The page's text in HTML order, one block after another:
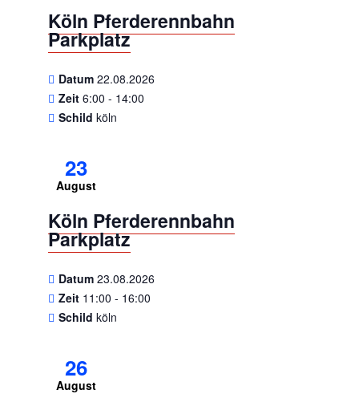
Köln Pferderennbahn
Parkplatz
Datum 22.08.2026
Zeit 6:00 - 14:00
Schild köln
23
August
Köln Pferderennbahn
Parkplatz
Datum 23.08.2026
Zeit 11:00 - 16:00
Schild köln
26
August